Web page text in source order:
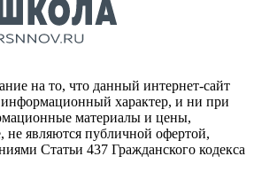
на то, что данный интернет-сайт
характер, и ни при
материалы и цены,
не являются публичной офертой,
Статьи 437 Гражданского кодекса